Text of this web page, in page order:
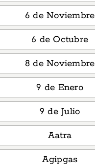
6 de Noviembre
6 de Octubre
8 de Noviembre
9 de Enero
9 de Julio
Aatra
Agipgas